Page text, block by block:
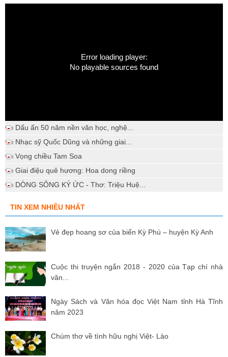
Error loading player:
No playable sources found
Dấu ấn 50 năm nền văn học, nghệ...
Nhạc sỹ Quốc Dũng và những giai...
Vọng chiều Tam Soa
Giai điệu quê hương: Hoa dong riềng
DÒNG SÔNG KÝ ỨC - Thơ: Triệu Huệ...
TIN XEM NHIỀU NHẤT
Vẻ đẹp hoang sơ của biển Kỳ Phú – huyện Kỳ Anh
Cuộc thi truyện ngắn 2018 - 2020 của Tạp chí nhà
văn...
Ngày Sách và Văn hóa đọc Việt Nam tỉnh Hà Tĩnh
năm 2023
Chùm thơ về tình hữu nghị Việt- Lào